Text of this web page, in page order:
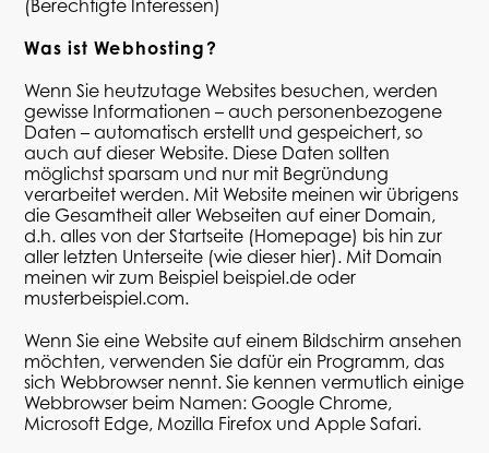
(Berechtigte Interessen)
Was ist Webhosting?
Wenn Sie heutzutage Websites besuchen, werden
gewisse Informationen – auch personenbezogene
Daten – automatisch erstellt und gespeichert, so
auch auf dieser Website. Diese Daten sollten
möglichst sparsam und nur mit Begründung
verarbeitet werden. Mit Website meinenwir übrigens
die Gesamtheit aller Webseiten auf einer Domain,
d.h. alles von der Startseite (Homepage) bis hin zur
aller letzten Unterseite (wie dieser hier). Mit Domain
meinen wir zum Beispiel beispiel.de oder
musterbeispiel.com.
Wenn Sie eine Website auf einem Bildschirm ansehen
möchten, verwenden Sie dafür ein Programm, das
sich Webbrowser nennt. Sie kennen vermutlich einige
Webbrowser beim Namen: Google Chrome,
Microsoft Edge, Mozilla Firefox und Apple Safari.